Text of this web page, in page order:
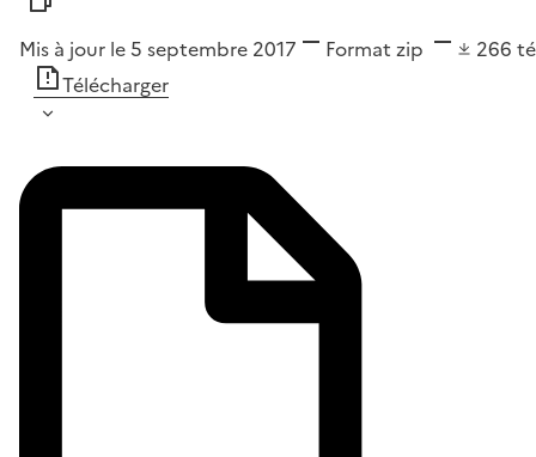
Mis à jour le 5 septembre 2017 Format zip 266
Télécharger